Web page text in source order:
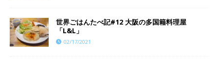
世界ごはんたべ記#12 大阪の多国籍料理屋
「L&L」
02/17/2021